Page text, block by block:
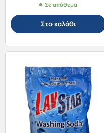
Σε απόθεμα
Στο καλάθι